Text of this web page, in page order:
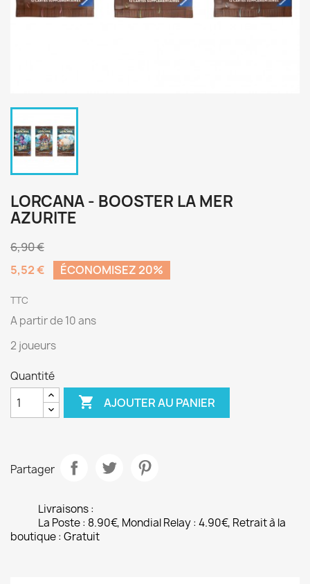
LORCANA - BOOSTER LA MER
AZURITE
6,90 €
5,52 €
ÉCONOMISEZ 20%
TTC
A partir de 10 ans
2 joueurs
Quantité
 AJOUTER AU PANIER
Partager
Livraisons :
La Poste : 8.90€, Mondial Relay : 4.90€, Retrait à la
boutique : Gratuit